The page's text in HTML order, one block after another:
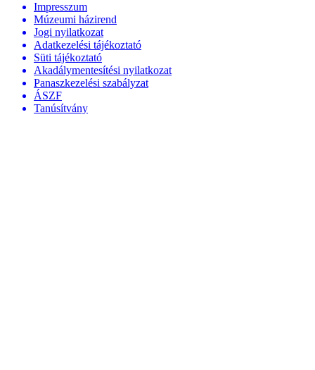
Impresszum
Múzeumi házirend
Jogi nyilatkozat
Adatkezelési tájékoztató
Süti tájékoztató
Akadálymentesítési nyilatkozat
Panaszkezelési szabályzat
ÁSZF
Tanúsítvány